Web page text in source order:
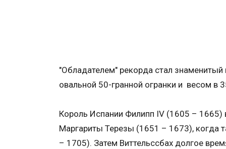
"Обладателем" рекорда стал
овальной 50-гранной огранки и весом в
Король Испании Филипп IV (1605 –
Маргариты Терезы (1651 – 1673), когда
– 1705). Затем Виттельссбах долгое